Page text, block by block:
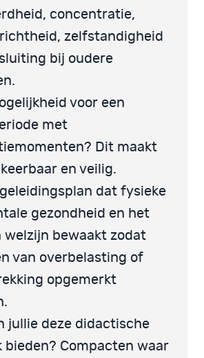
concentratie,
zelfstandigheid
bij oudere
voor een
met
Dit maakt
en veilig.
dat fysieke
gezondheid en het
welzijn bewaakt zodat
van overbelasting of
opgemerkt
jullie deze didactische
bieden? Compacten waar